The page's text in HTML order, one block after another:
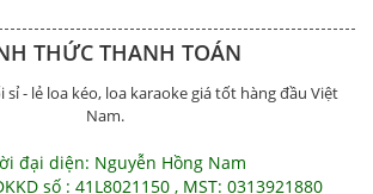
THỨC THANH TOÁN
đại diện: Nguyễn Hồng Nam
số : 41L8021150 , MST: 0313921880